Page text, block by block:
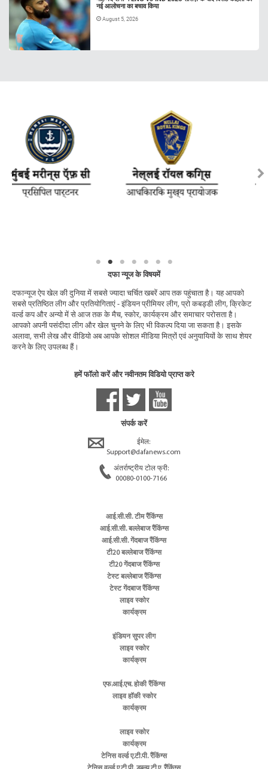
नई आलोचना का बचाव किया
August 5, 2026
दफा न्यूज के विषयमें
दफान्यूज ऐप खेल की दुनिया में सबसे ज्यादा चर्चित खबरें आप तक पहुंचाता है। यह आपको
सबसे प्रतिष्ठित लीग और प्रतियोगिताएं - इंडियन प्रीमियर लीग, प्रो कबड्डी लीग, क्रिकेट
वर्ल्ड कप और अन्यो में से आज तक के मैच, स्कोर, कार्यक्रम और समाचार परोसता है।
आपको अपनी पसंदीदा लीग और खेल चुनने के लिए भी विकल्प दिया जा सकता है। इसके
अलावा, सभी लेख और वीडियो अब आपके सोशल मीडिया मित्रों एवं अनुयायियों के साथ शेयर
करने के लिए उपलब्ध हैं।
हमें फॉलो करें और नवीनतम विडियो प्राप्त करे
संपर्क करें
ईमेल:
Support@dafanews.com
अंतर्राष्ट्रीय टोल फ्री:
00080-0100-7166
आई.सी.सी. टीम रैंकिंग्स
आई.सी.सी. बल्लेबाज रैंकिंग्स
आई.सी.सी. गेंदबाज रैंकिंग्स
टी20 बल्लेबाज रैंकिंग्स
टी20 गेंदबाज रैंकिंग्स
टेस्ट बल्लेबाज रैंकिंग्स
टेस्ट गेंदबाज रैंकिंग्स
लाइव स्कोर
कार्यक्रम
इंडियन सुपर लीग
लाइव स्कोर
कार्यक्रम
एफ.आई.एच. होकी रैंकिंग्स
लाइव हॉकी स्कोर
कार्यक्रम
लाइव स्कोर
कार्यक्रम
टेनिस वर्ल्ड ए.टी.पी. रैंकिंग्स